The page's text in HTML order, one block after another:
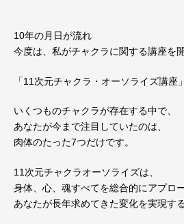
10年の月日が流れ
今度は、私がチャクラに関する講座を
「11次元チャクラ・オーソライズ講座」
いくつものチャクラが存在する中で、
あなたが今まで注目していたのは、
肉体のたった7つだけです。
11次元チャクラオーソライズは、
身体、心、魂すべてを総合的にアプロ
あなたが長年求めてきた変化を実現す